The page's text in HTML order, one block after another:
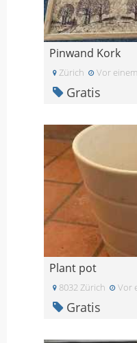
Pinwand Kork
Zürich Vor
Gratis
Plant pot
8032 Zürich Vor
Gratis